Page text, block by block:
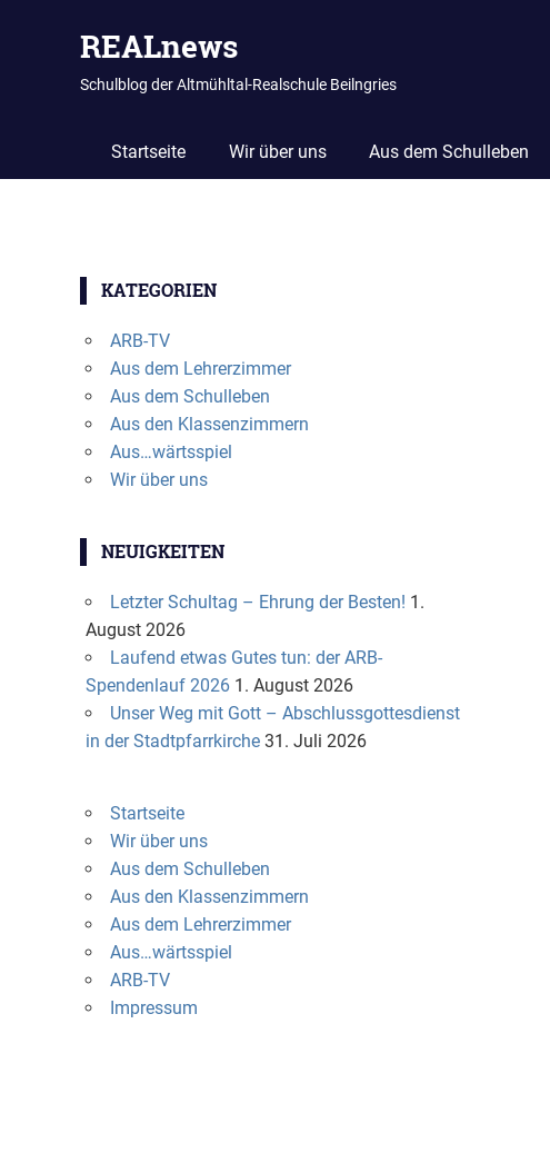
REALnews
Schulblog der Altmühltal-Realschule Beilngries
Startseite Wir über uns Aus dem Schulleben
KATEGORIEN
ARB-TV
Aus dem Lehrerzimmer
Aus dem Schulleben
Aus den Klassenzimmern
Aus…wärtsspiel
Wir über uns
NEUIGKEITEN
Letzter Schultag – Ehrung der Besten! 1.
August 2026
Laufend etwas Gutes tun: der ARB-
Spendenlauf 2026 1. August 2026
Unser Weg mit Gott – Abschlussgottesdienst
in der Stadtpfarrkirche 31. Juli 2026
Startseite
Wir über uns
Aus dem Schulleben
Aus den Klassenzimmern
Aus dem Lehrerzimmer
Aus…wärtsspiel
ARB-TV
Impressum